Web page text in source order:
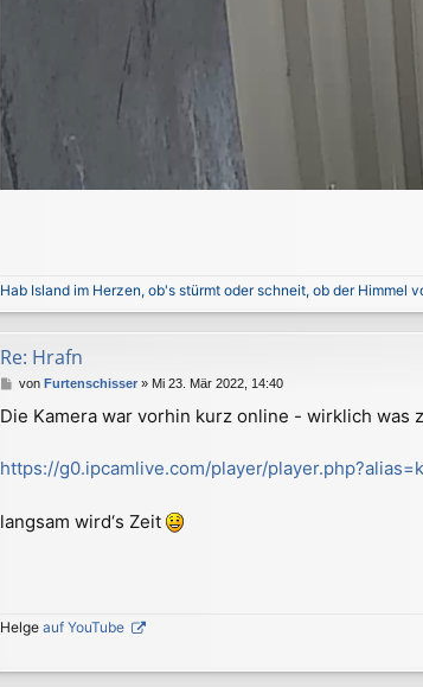
Hab Island im Herzen, ob's stürmt oder schneit, ob der Himmel
Re: Hrafn
B
i
a
von Furtenschisser» Mi 23. Mär 2022, 14:40
Die Kamera war vorhin kurz online - wirklich
https://g0.ipcamlive.com/player/
langsam wird‘s Zeit
Helge auf YouTube